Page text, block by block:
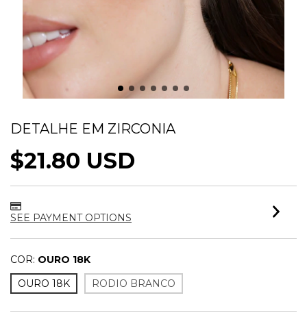
DETALHE EM ZIRCONIA
$21.80 USD
SEE PAYMENT OPTIONS
COR: OURO 18K
OURO 18K
RODIO BRANCO